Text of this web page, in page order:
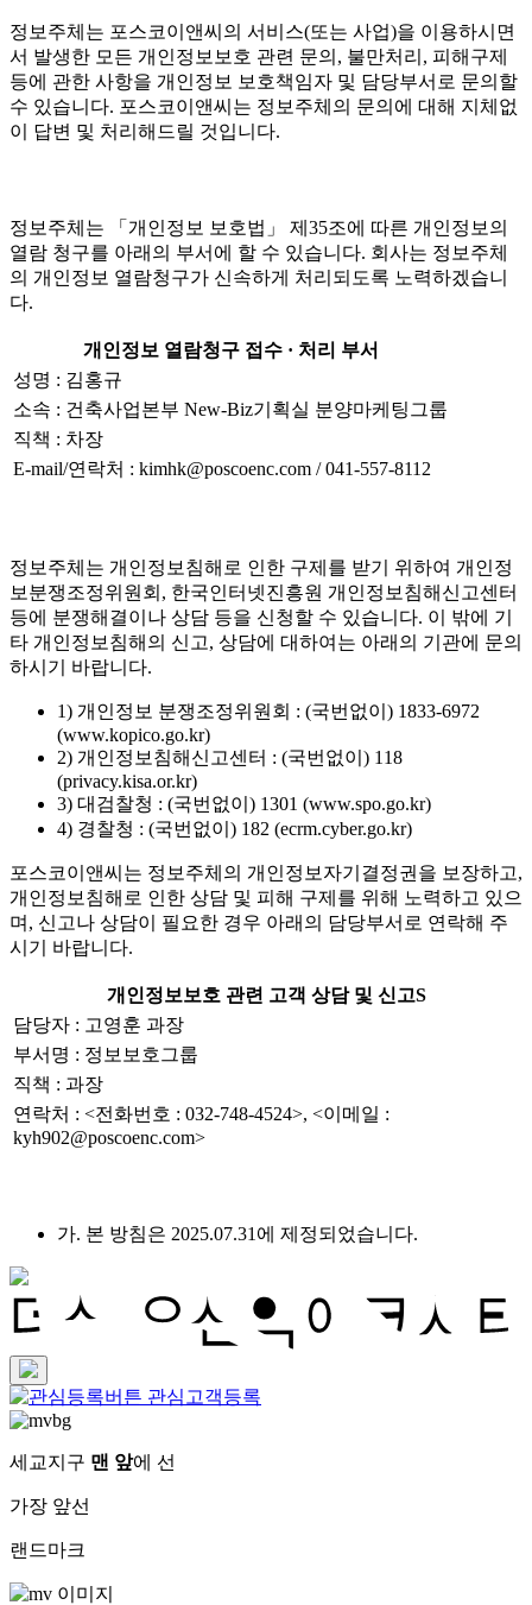
정보주체는 포스코이앤씨의 서비스(또는 사업)을 이용하시면
서 발생한 모든 개인정보보호 관련 문의, 불만처리, 피해구제
등에 관한 사항을 개인정보 보호책임자 및 담당부서로 문의할
수 있습니다. 포스코이앤씨는 정보주체의 문의에 대해 지체없
이 답변 및 처리해드릴 것입니다.
정보주체는 「개인정보 보호법」 제35조에 따른 개인정보의
열람 청구를 아래의 부서에 할 수 있습니다. 회사는 정보주체
의 개인정보 열람청구가 신속하게 처리되도록 노력하겠습니
다.
개인정보 열람청구 접수 · 처리 부서
성명 : 김홍규
소속 : 건축사업본부 New-Biz기획실 분양마케팅그룹
직책 : 차장
E-mail/연락처 : kimhk@poscoenc.com / 041-557-8112
정보주체는 개인정보침해로 인한 구제를 받기 위하여 개인정
보분쟁조정위원회, 한국인터넷진흥원 개인정보침해신고센터
등에 분쟁해결이나 상담 등을 신청할 수 있습니다. 이 밖에 기
타 개인정보침해의 신고, 상담에 대하여는 아래의 기관에 문의
하시기 바랍니다.
1) 개인정보 분쟁조정위원회 : (국번없이) 1833-6972
(www.kopico.go.kr)
2) 개인정보침해신고센터 : (국번없이) 118
(privacy.kisa.or.kr)
3) 대검찰청 : (국번없이) 1301 (www.spo.go.kr)
4) 경찰청 : (국번없이) 182 (ecrm.cyber.go.kr)
포스코이앤씨는 정보주체의 개인정보자기결정권을 보장하고,
개인정보침해로 인한 상담 및 피해 구제를 위해 노력하고 있으
며, 신고나 상담이 필요한 경우 아래의 담당부서로 연락해 주
시기 바랍니다.
개인정보보호 관련 고객 상담 및 신고S
담당자 : 고영훈 과장
부서명 : 정보보호그룹
직책 : 과장
연락처 : <전화번호 : 032-748-4524>, <이메일 :
kyh902@poscoenc.com>
가. 본 방침은 2025.07.31에 제정되었습니다.
관심고객등록
세교지구 맨 앞에 선
가장 앞선
랜드마크